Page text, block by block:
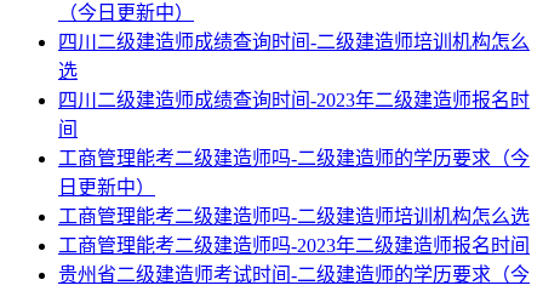
（今日更新中）
四川二级建造师成绩查询时间-二级建造师培训机构怎么
选
四川二级建造师成绩查询时间-2023年二级建造师报名时
间
工商管理能考二级建造师吗-二级建造师的学历要求（今
日更新中）
工商管理能考二级建造师吗-二级建造师培训机构怎么选
工商管理能考二级建造师吗-2023年二级建造师报名时间
贵州省二级建造师考试时间-二级建造师的学历要求（今